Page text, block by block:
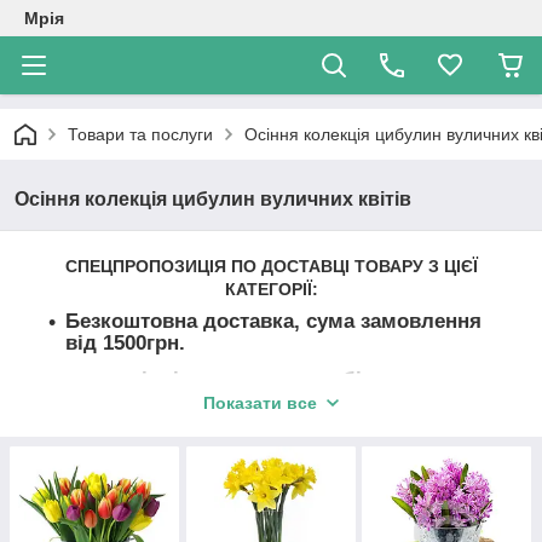
Мрія
Товари та послуги Осіння колекція цибулин вуличних
Осіння колекція цибулин вуличних квітів
СПЕЦПРОПОЗИЦІЯ ПО ДОСТАВЦІ ТОВАРУ З ЦІЄЇ
КАТЕГОРІЇ:
Безкоштовна доставка, сума замовлення
від 1500грн.
при купівлі товару на суму
більше
доставка за нас рахунок -- до
Відправка замовлень планується на першу
половину вересня в порядку черги. В першу
чергу відправляються оплачені замовлення.
Показати все